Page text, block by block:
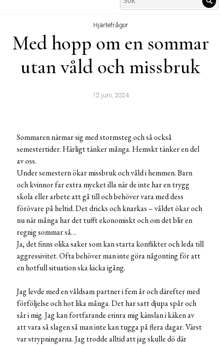
for:
Hjärtefrågor
Med hopp om en sommar
utan våld och missbruk
12 juni, 2024
Sommaren närmar sig med stormsteg och så också
semestertider. Härligt tänker många. Hemskt tänker en del
av oss.
Under semestern ökar missbruk och våld i hemmen. Barn
och kvinnor far extra mycket illa när de inte har en trygg
skola eller arbete att gå till och behöver vara med dess
förövare på heltid. Det dricks och knarkas – våldet ökar och
nu när många har det tufft ekonomiskt och om det blir en
regnig sommar så…
Ja, det finns olika saker som kan starta konflikter och leda till
aggressivitet. Ofta behöver man inte göra någonting för att
en hotfull situation ska kicka igång.
Jag levde med en våldsam partner i fem år och därefter med
förföljelse och hot lika många. Det har satt djupa spår och
sår i mig. Jag kan fortfarande erinra mig känslan i käken av
att vara så slagen så man inte kan tugga på flera dagar. Värst
var strypningarna. Jag trodde alltid att jag skulle dö där